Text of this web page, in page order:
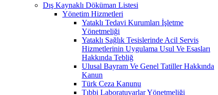
Dış Kaynaklı Döküman Listesi
Yönetim Hizmetleri
Yataklı Tedavi Kurumları İşletme
Yönetmeliği
Yataklı Sağlık Tesislerinde Acil Servis
Hizmetlerinin Uygulama Usul Ve Esasları
Hakkında Tebliğ
Ulusal Bayram Ve Genel Tatiller Hakkında
Kanun
Türk Ceza Kanunu
Tıbbi Laboratuvarlar Yönetmeliği